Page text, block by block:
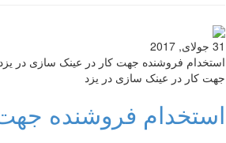
31 جولای, 2017
استخدام فروشنده جهت کار در عینک سازی در
جهت کار در عینک سازی در یزد
استخدام فروشنده